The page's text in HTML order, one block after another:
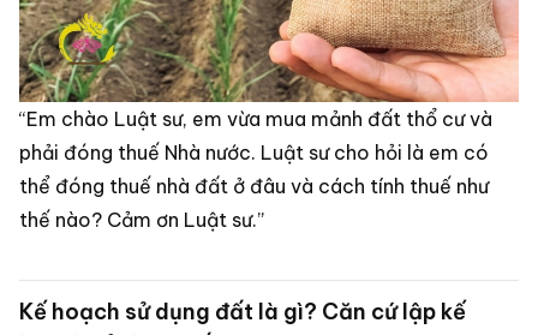
“Em chào Luật sư, em vừa mua mảnh đất thổ cư và
phải đóng thuế Nhà nước. Luật sư cho hỏi là em có
thể đóng thuế nhà đất ở đâu và cách tính thuế như
thế nào? Cảm ơn Luật sư.”
Kế hoạch sử dụng đất là gì? Căn cứ lập kế